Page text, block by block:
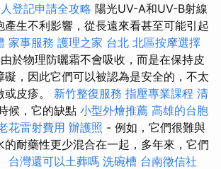
登記申請全攻略 陽光UV-A和UV-B射線
產生不利影響，從長遠來看甚至可能引起
家事服務 護理之家 台北 北區按摩選擇
由於物理防曬霜不會吸收，而是在保持皮
礙，因此它們可以被認為是安全的，不太
皮疹。 新竹整復服務 指壓專業課程 清
候，它的缺點 小型外燴推薦 高雄的台胞
花雷射費用 辦護照 - 例如，它們很難與
的耐藥性更少混合在一起，多年來，它們
台灣還可以土葬嗎 洗碗槽 台南徵信社